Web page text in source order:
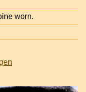
worn.